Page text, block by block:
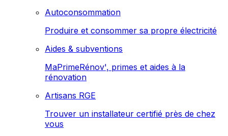
Autoconsommation
Produire et consommer sa propre électricité
Aides & subventions
MaPrimeRénov', primes et aides à la
rénovation
Artisans RGE
Trouver un installateur certifié près de chez
vous